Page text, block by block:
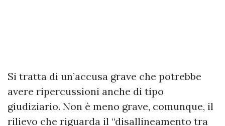
Si tratta di un’accusa grave che potrebbe
avere ripercussioni anche di tipo
giudiziario. Non è meno grave, comunque, il
rilievo che riguarda il “disallineamento tra